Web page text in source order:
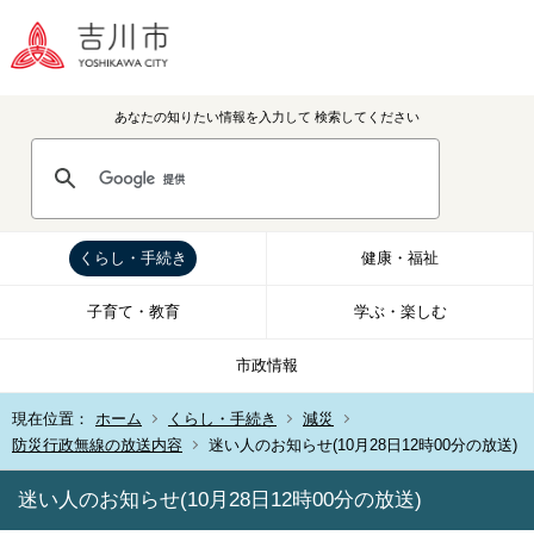
あなたの知りたい情報を入力して 検索してください
くらし・手続き 健康・福祉
子育て・教育 学ぶ・楽しむ
市政情報
現在位置： ホーム くらし・手続き
減災
防災行政無線の放送内容
迷い人のお知らせ(10月28日12時00分の放送)
迷い人のお知らせ(10月28日12時00分の放送)